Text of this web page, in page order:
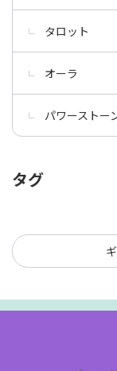
タロット
オーラ
パワーストー
タグ